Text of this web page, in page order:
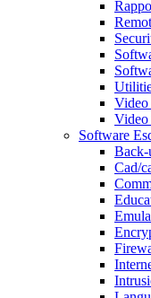
Video
Video
Software
Back-
Cad/